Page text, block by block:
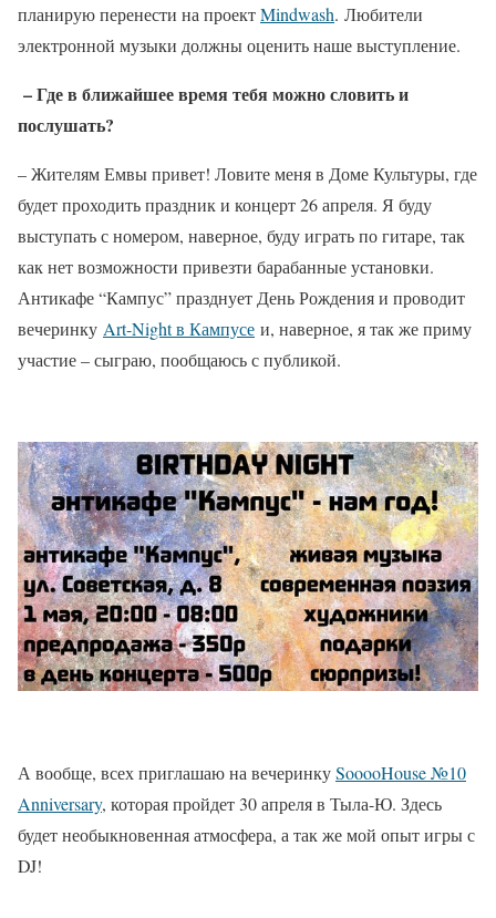
планирую перенести на проектMindwash. Любители
электронной музыки должны оценить наше выступление.
– Где в ближайшее время тебя можно словить и
послушать?
– Жителям Емвы привет! Ловите меня в Доме Культуры, где
будет проходить праздник и концерт 26 апреля. Я буду
выступать с номером, наверное, буду играть по гитаре, так
как нет возможности привезти барабанные установки.
Антикафе “Кампус” празднует День Рождения и проводит
вечеринку Art-Night в Кампусе и, наверное, я так же приму
участие – сыграю, пообщаюсь с публикой.
А вообще, всех приглашаю на вечеринкуSooooHouse №10
Anniversary, которая пройдет 30 апреля в Тыла-Ю. Здесь
будет необыкновенная атмосфера, а так же мой опыт игры с
DJ!